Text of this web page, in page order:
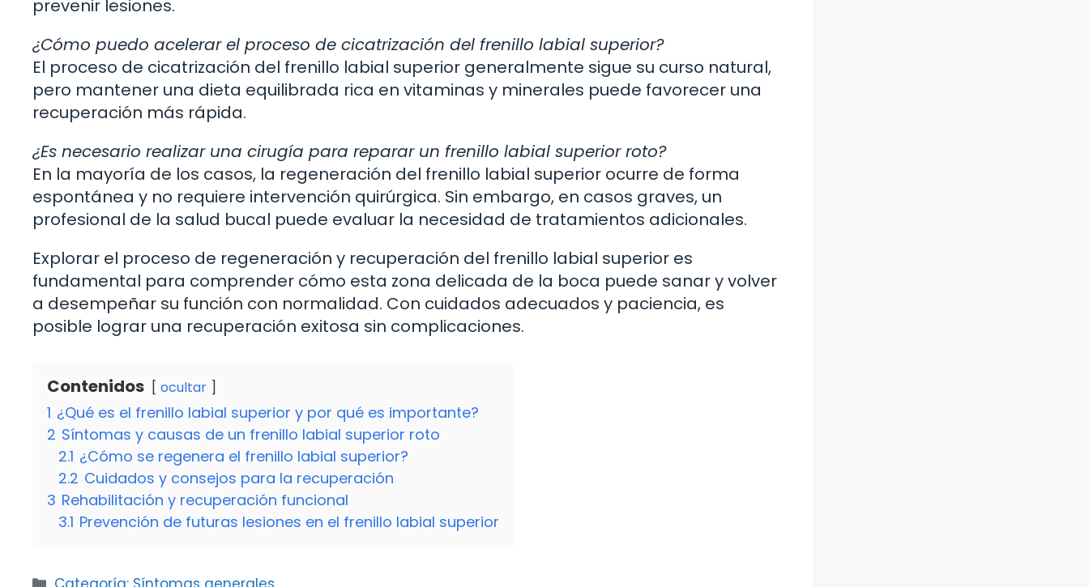
prevenir lesiones.
¿Cómo puedo acelerar el proceso de cicatrización del frenillo labial superior?
El proceso de cicatrización del frenillo labial superior generalmente sigue su curso natural,
pero mantener una dieta equilibrada rica en vitaminas y minerales puede favorecer una
recuperación más rápida.
¿Es necesario realizar una cirugía para reparar un frenillo labial superior roto?
En la mayoría de los casos, la regeneración del frenillo labial superior ocurre de forma
espontánea y no requiere intervención quirúrgica. Sin embargo, en casos graves, un
profesional de la salud bucal puede evaluar la necesidad de tratamientos adicionales.
Explorar el proceso de regeneración y recuperación del frenillo labial superior es
fundamental para comprender cómo esta zona delicada de la boca puede sanar y volver
a desempeñar su función con normalidad. Con cuidados adecuados y paciencia, es
posible lograr una recuperación exitosa sin complicaciones.
Contenidos ocultar
1 ¿Qué es el frenillo labial superior y por qué es importante?
2 Síntomas y causas de un frenillo labial superior roto
2.1 ¿Cómo se regenera el frenillo labial superior?
2.2 Cuidados y consejos para la recuperación
3 Rehabilitación y recuperación funcional
3.1 Prevención de futuras lesiones en el frenillo labial superior